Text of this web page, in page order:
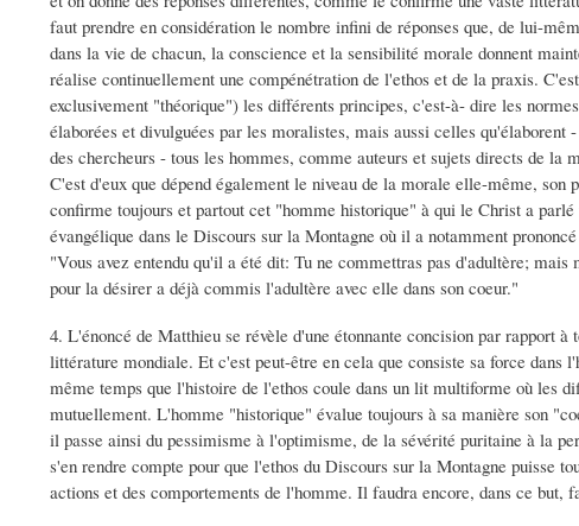
faut prendre en considération le nombre infini de réponses que, de lui-
dans la vie de chacun, la conscience et la sensibilité morale donnent
réalise continuellement une compénétration de l'ethos et de la praxis.
exclusivement "théorique") les différents principes, c'est-à- dire les
élaborées et divulguées par les moralistes, mais aussi celles
des chercheurs - tous les hommes, comme auteurs et sujets directs de la
C'est d'eux que dépend également le niveau de la morale elle-même, son
confirme toujours et partout cet "homme historique" à qui le Christ a parlé
évangélique dans le Discours sur la Montagne où il a notamment
"Vous avez entendu qu'il a été dit: Tu ne commettras pas d'adultère;
pour la désirer a déjà commis l'adultère avec elle dans son coeur."
4. L'énoncé de Matthieu se révèle d'une étonnante concision par rapport
littérature mondiale. Et c'est peut-être en cela que consiste sa force dans
même temps que l'histoire de l'ethos coule dans un lit multiforme où les
mutuellement. L'homme "historique" évalue toujours à sa manière son
il passe ainsi du pessimisme à l'optimisme, de la sévérité puritaine à la
s'en rendre compte pour que l'ethos du Discours sur la Montagne puisse
actions et des comportements de l'homme. Il faudra encore, dans ce but,